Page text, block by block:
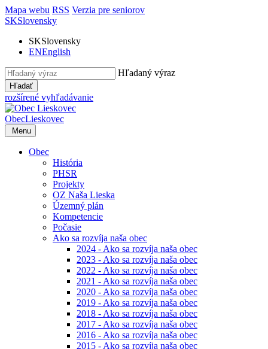
Mapa webu RSS Verzia pre seniorov
SKSlovensky
SKSlovensky
ENEnglish
Hľadaný výraz
Hľadať
rozšírené vyhľadávanie
ObecLieskovec
Menu
Obec
História
PHSR
Projekty
OZ Naša Lieska
Územný plán
Kompetencie
Počasie
Ako sa rozvíja naša obec
2024 - Ako sa rozvíja naša obec
2023 - Ako sa rozvíja naša obec
2022 - Ako sa rozvíja naša obec
2021 - Ako sa rozvíja naša obec
2020 - Ako sa rozvíja naša obec
2019 - Ako sa rozvíja naša obec
2018 - Ako sa rozvíja naša obec
2017 - Ako sa rozvíja naša obec
2016 - Ako sa rozvíja naša obec
2015 - Ako sa rozvíja naša obec